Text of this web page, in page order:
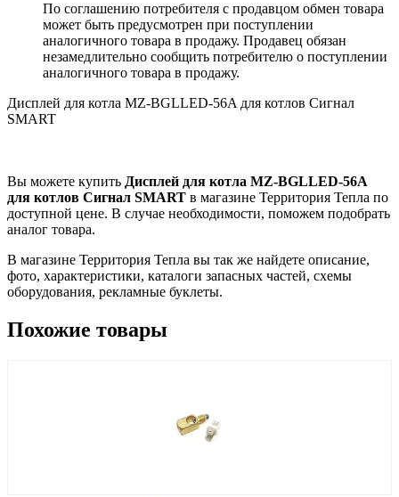
По соглашению потребителя с продавцом обмен товара
может быть предусмотрен при поступлении
аналогичного товара в продажу. Продавец обязан
незамедлительно сообщить потребителю о поступлении
аналогичного товара в продажу.
Дисплей для котла MZ-BGLLED-56A для котлов Сигнал
SMART
Вы можете купить Дисплей для котла MZ-BGLLED-56A
для котлов Сигнал SMART в магазине Территория Тепла по
доступной цене. В случае необходимости, поможем подобрать
аналог товара.
В магазине Территория Тепла вы так же найдете описание,
фото, характеристики, каталоги запасных частей, схемы
оборудования, рекламные буклеты.
Похожие товары